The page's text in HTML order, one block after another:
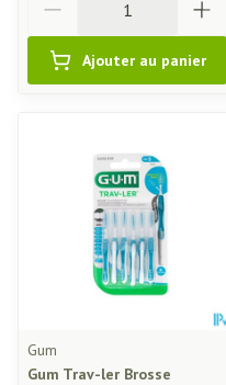
Ajouter au panier
Gum
Gum Trav-ler Brosse